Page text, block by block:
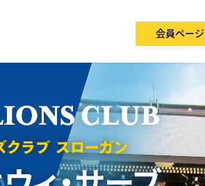
会員ページ